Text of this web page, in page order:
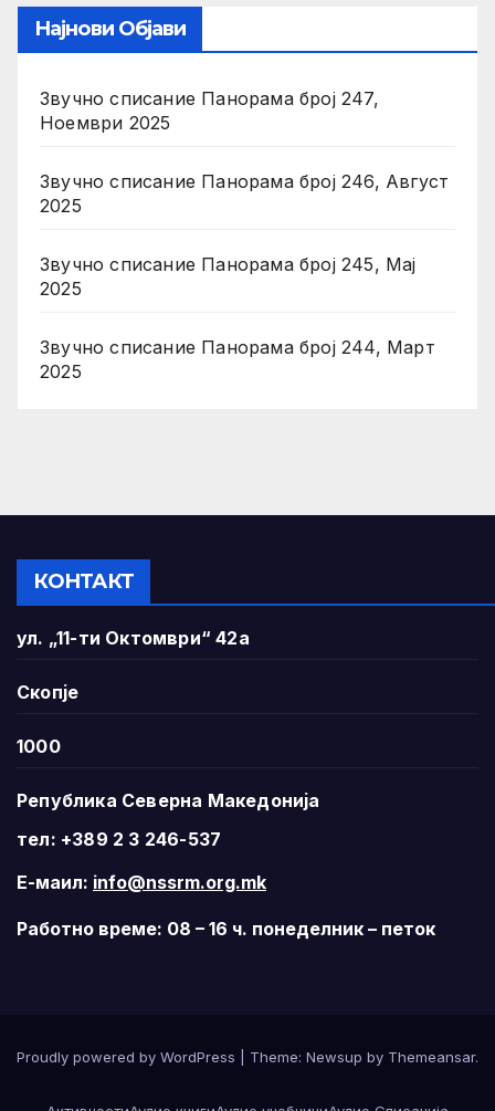
Најнови Објави
Звучно списание Панорама број 247,
Ноември 2025
Звучно списание Панорама број 246, Август
2025
Звучно списание Панорама број 245, Мај
2025
Звучно списание Панорама број 244, Март
2025
КОНТАКТ
ул. „11-ти Октомври“ 42а
Скопје
1000
Република Северна Македонија
тел: +389 2 3 246-537
Е-маил: info@nssrm.org.mk
Работно време: 08 – 16 ч. понеделник – петок
Proudly powered by WordPress Theme: Newsup by Themeansar.